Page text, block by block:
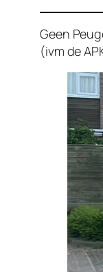
Geen
(ivm de